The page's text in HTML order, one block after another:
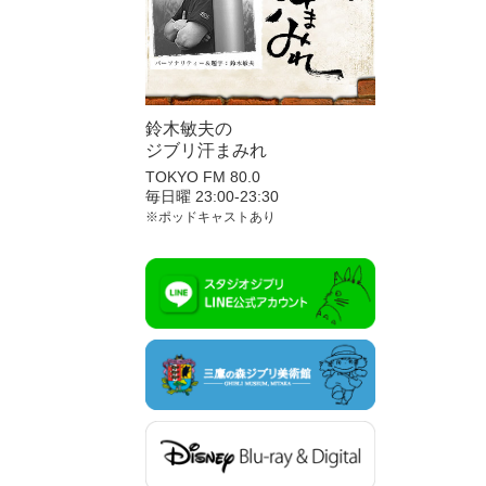
鈴木敏夫の
ジブリ汗まみれ
TOKYO FM 80.0
毎日曜 23:00-23:30
※ポッドキャストあり